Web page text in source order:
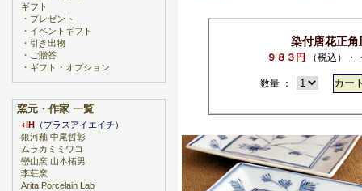
染付唐花正角
９８３円 （税込）・
数量 ：
ギフト
・ プレゼント
・ イベントギフト
・ 引き出物
・ ご贈答
・ ギフト・オプション
窯元・作家 一覧
+IH （プラスアイエイチ）
銀河釉 中尾哲彰
ムラカミミワコ
巒山窯 山本拓男
李荘窯
Arita Porcelain Lab